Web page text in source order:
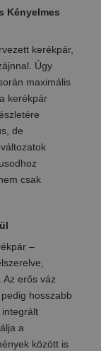
Kényelmes
kerékpár,
Úgy
maximális
kerékpár
de
csak
–
erős váz
hosszabb
a
között is